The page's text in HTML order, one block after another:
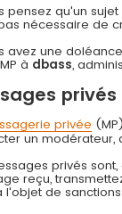
pensez qu'un
nécessaire de
avez une
à dbass,
privés
privée
un modérateur,
privés
reçu,
l'objet de